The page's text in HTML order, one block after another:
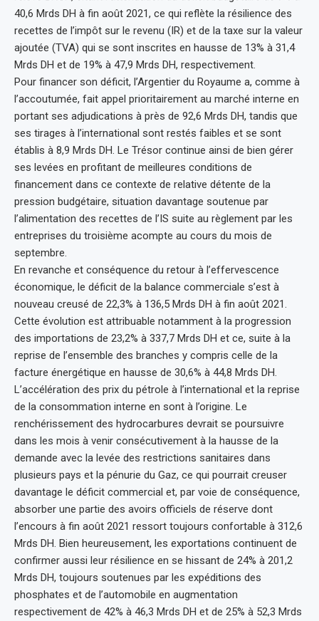
40,6 Mrds DH à fin août 2021, ce qui reflète la résilience des
recettes de l’impôt sur le revenu (IR) et de la taxe sur la valeur
ajoutée (TVA) qui se sont inscrites en hausse de 13% à 31,4
Mrds DH et de 19% à 47,9 Mrds DH, respectivement.
Pour financer son déficit, l’Argentier du Royaume a, comme à
l’accoutumée, fait appel prioritairement au marché interne en
portant ses adjudications à près de 92,6 Mrds DH, tandis que
ses tirages à l’international sont restés faibles et se sont
établis à 8,9 Mrds DH. Le Trésor continue ainsi de bien gérer
ses levées en profitant de meilleures conditions de
financement dans ce contexte de relative détente de la
pression budgétaire, situation davantage soutenue par
l’alimentation des recettes de l’IS suite au règlement par les
entreprises du troisième acompte au cours du mois de
septembre.
En revanche et conséquence du retour à l’effervescence
économique, le déficit de la balance commerciale s’est à
nouveau creusé de 22,3% à 136,5 Mrds DH à fin août 2021.
Cette évolution est attribuable notamment à la progression
des importations de 23,2% à 337,7 Mrds DH et ce, suite à la
reprise de l’ensemble des branches y compris celle de la
facture énergétique en hausse de 30,6% à 44,8 Mrds DH.
L’accélération des prix du pétrole à l’international et la reprise
de la consommation interne en sont à l’origine. Le
renchérissement des hydrocarbures devrait se poursuivre
dans les mois à venir consécutivement à la hausse de la
demande avec la levée des restrictions sanitaires dans
plusieurs pays et la pénurie du Gaz, ce qui pourrait creuser
davantage le déficit commercial et, par voie de conséquence,
absorber une partie des avoirs officiels de réserve dont
l’encours à fin août 2021 ressort toujours confortable à 312,6
Mrds DH. Bien heureusement, les exportations continuent de
confirmer aussi leur résilience en se hissant de 24% à 201,2
Mrds DH, toujours soutenues par les expéditions des
phosphates et de l’automobile en augmentation
respectivement de 42% à 46,3 Mrds DH et de 25% à 52,3 Mrds